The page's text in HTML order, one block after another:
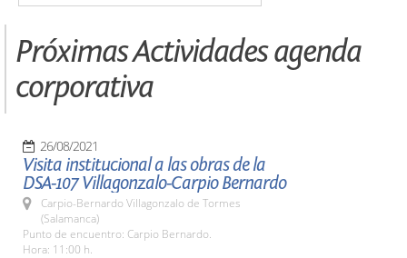
Próximas Actividades agenda
corporativa
26/08/2021
Visita institucional a las obras de la
DSA-107 Villagonzalo-Carpio Bernardo
Carpio-Bernardo Villagonzalo de Tormes
(Salamanca)
Punto de encuentro: Carpio Bernardo.
Hora: 11:00 h.